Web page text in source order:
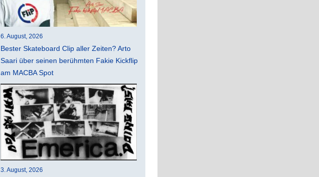
6. August, 2026
Bester Skateboard Clip aller Zeiten? Arto
Saari über seinen berühmten Fakie Kickflip
am MACBA Spot
3. August, 2026